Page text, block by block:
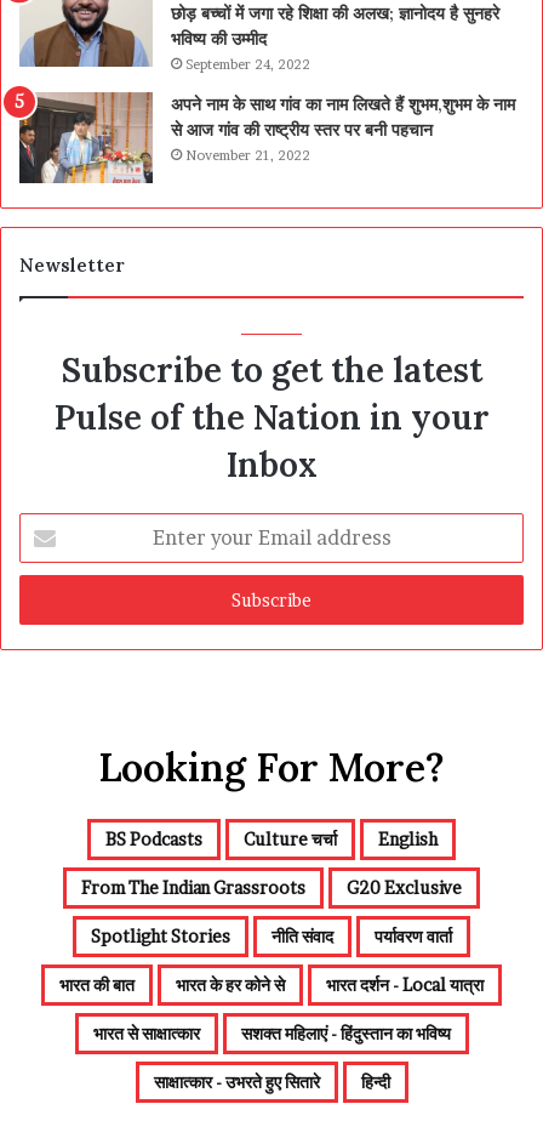
छोड़ बच्चों में जगा रहे शिक्षा की अलख; ज्ञानोदय है सुनहरे
भविष्य की उम्मीद
September 24, 2022
अपने नाम के साथ गांव का नाम लिखते हैं शुभम,शुभम के नाम
से आज गांव की राष्ट्रीय स्तर पर बनी पहचान
November 21, 2022
Newsletter
Subscribe to get the latest
Pulse of the Nation in your
Inbox
your
Email
Looking For More?
BS Podcasts Culture चर्चा English
From The Indian Grassroots G20 Exclusive
Spotlight Stories नीति संवाद पर्यावरण वार्ता
भारत की बात भारत के हर कोने से भारत दर्शन - Local यात्रा
भारत से साक्षात्कार सशक्त महिलाएं - हिंदुस्तान का भविष्य
साक्षात्कार - उभरते हुए सितारे हिन्दी